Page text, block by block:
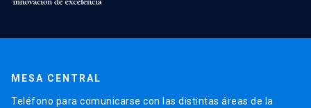
MESA CENTRAL
Teléfono para comunicarse con las distintas áreas de la